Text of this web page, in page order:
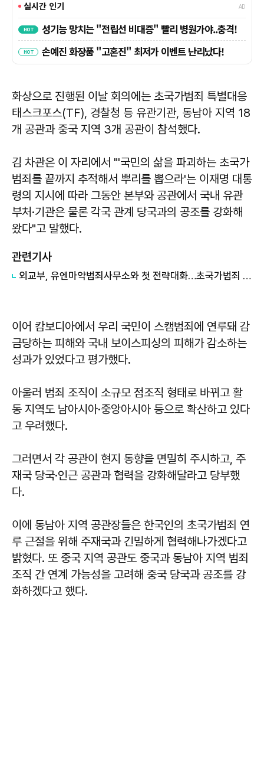
화상으로 진행된 이날 회의에는 초국가범죄 특별대응
태스크포스(TF), 경찰청 등 유관기관, 동남아 지역 18
개 공관과 중국 지역 3개 공관이 참석했다.
김 차관은 이 자리에서 "'국민의 삶을 파괴하는 초국가
범죄를 끝까지 추적해서 뿌리를 뽑으라'는 이재명 대통
령의 지시에 따라 그동안 본부와 공관에서 국내 유관
부처·기관은 물론 각국 관계 당국과의 공조를 강화해
왔다"고 말했다.
관련기사
외교부, 유엔마약범죄사무소와 첫 전략대화…초국가범죄 대응 협력
이어 캄보디아에서 우리 국민이 스캠범죄에 연루돼 감
금당하는 피해와 국내 보이스피싱의 피해가 감소하는
성과가 있었다고 평가했다.
아울러 범죄 조직이 소규모 점조직 형태로 바뀌고 활
동 지역도 남아시아·중앙아시아 등으로 확산하고 있다
고 우려했다.
그러면서 각 공관이 현지 동향을 면밀히 주시하고, 주
재국 당국·인근 공관과 협력을 강화해달라고 당부했
다.
이에 동남아 지역 공관장들은 한국인의 초국가범죄 연
루 근절을 위해 주재국과 긴밀하게 협력해나가겠다고
밝혔다. 또 중국 지역 공관도 중국과 동남아 지역 범죄
조직 간 연계 가능성을 고려해 중국 당국과 공조를 강
화하겠다고 했다.